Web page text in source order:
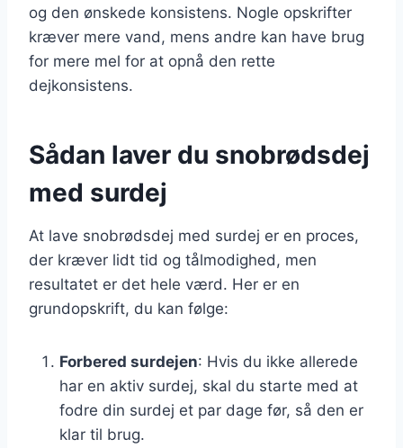
og den ønskede konsistens. Nogle opskrifter
kræver mere vand, mens andre kan have brug
for mere mel for at opnå den rette
dejkonsistens.
Sådan laver du snobrødsdej
med surdej
At lave snobrødsdej med surdej er en proces,
der kræver lidt tid og tålmodighed, men
resultatet er det hele værd. Her er en
grundopskrift, du kan følge:
Forbered surdejen: Hvis du ikke allerede
har en aktiv surdej, skal du starte med at
fodre din surdej et par dage før, så den er
klar til brug.